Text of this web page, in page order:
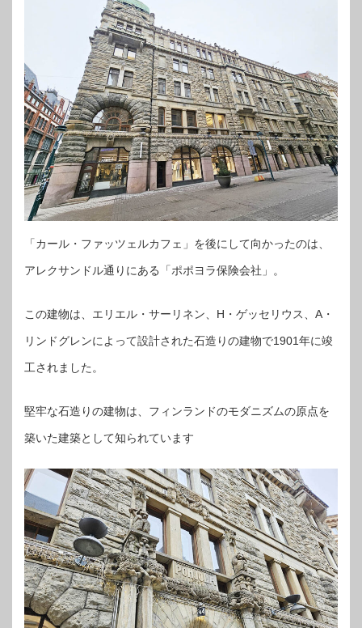
「カール・ファッツェルカフェ」を後にして向かったのは、
アレクサンドル通りにある「ポポヨラ保険会社」。
この建物は、エリエル・サーリネン、H・ゲッセリウス、A・
リンドグレンによって設計された石造りの建物で1901年に竣
工されました。
堅牢な石造りの建物は、フィンランドのモダニズムの原点を
築いた建築として知られています